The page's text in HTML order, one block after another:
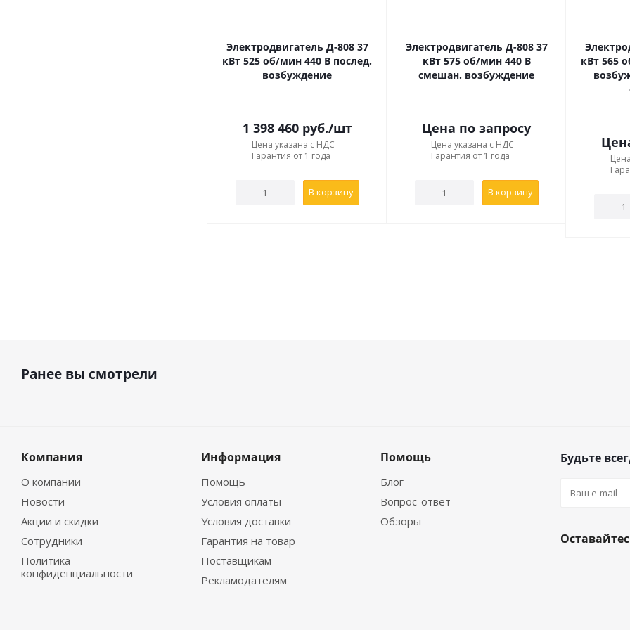
IM3014- фланцевое, без лап, с двумя коническими концами вала.
Купить Электродвигатель постоянного тока серии Д 808 по цене от
дополнительной информации Вы можете отправить запрос на электронную
подходящий для Вас вариант!
Электродвигатель Д-808 37
кВт 525 об/мин 440 В послед.
возбуждение
1 398 460руб./шт
Цена указана с НДС
Гарантия от 1 года
В корзину
Электродвигатель Д-808 37
кВт 575 об/мин 440 В
смешан. возбуждение
Цена по запросу
Цена указана с НДС
Гарантия от 1 года
В корзину
кВт 565
Ранее вы смотрели
Компания
О компании
Новости
Акции и скидки
Сотрудники
Политика
конфиденциальности
Информация
Помощь
Условия оплаты
Условия доставки
Гарантия на товар
Поставщикам
Рекламодателям
Помощь
Блог
Вопрос-ответ
Обзоры
Будьте